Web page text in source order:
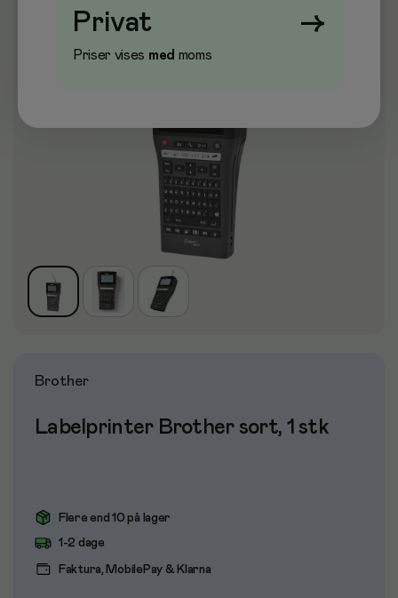
Brother
Labelprinter Brother sort, 1 stk
Flere end 10 på lager
1-2 dage
Faktura, MobilePay & Klarna
Privat →
Priser vises med moms